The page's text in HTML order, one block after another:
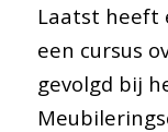
Laatst heeft
een cursus
gevolgd bij